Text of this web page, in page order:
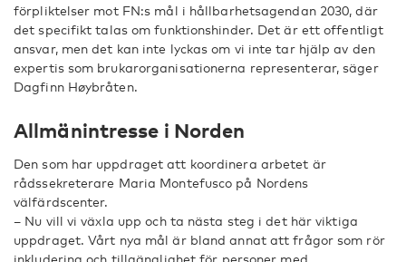
förpliktelser mot FN:s mål i hållbarhetsagendan 2030, där
det specifikt talas om funktionshinder. Det är ett offentligt
ansvar, men det kan inte lyckas om vi inte tar hjälp av den
expertis som brukarorganisationerna representerar, säger
Dagfinn Høybråten.
Allmänintresse i Norden
Den som har uppdraget att koordinera arbetet är
rådssekreterare Maria Montefusco på Nordens
välfärdscenter.
– Nu vill vi växla upp och ta nästa steg i det här viktiga
uppdraget. Vårt nya mål är bland annat att frågor som rör
inkludering och tillgänglighet för personer med